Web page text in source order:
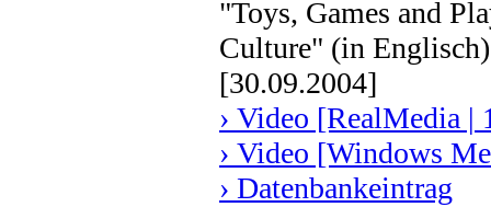
"Toys, Games and
Culture" (in Englisch)
[30.09.2004]
› Video [RealMedia |
› Video [Windows
› Datenbankeintrag